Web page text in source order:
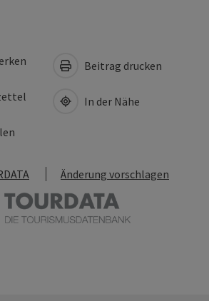
Beitrag drucken
In der Nähe
Änderung vorschlagen